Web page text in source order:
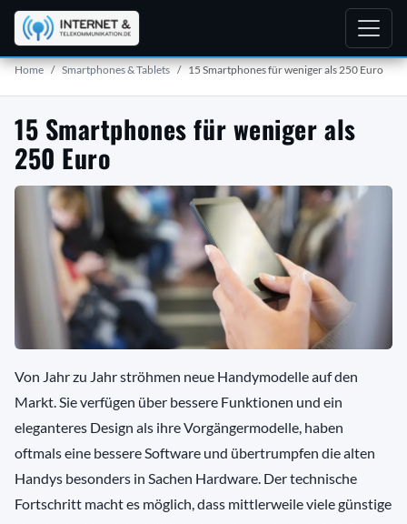
Home Smartphones & Tablets 15 Smartphones für weniger als 250 Euro
15 Smartphones für weniger als
250 Euro
Von Jahr zu Jahr ströhmen neue Handymodelle auf den
Markt. Sie verfügen über bessere Funktionen und ein
eleganteres Design als ihre Vorgängermodelle, haben
oftmals eine bessere Software und übertrumpfen die alten
Handys besonders in Sachen Hardware. Der technische
Fortschritt macht es möglich, dass mittlerweile viele günstige